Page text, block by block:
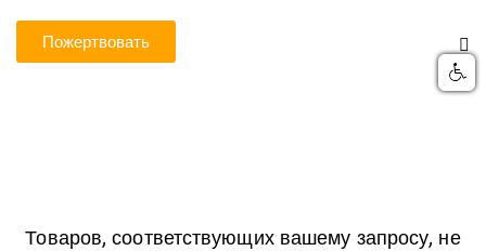
Пожертвовать
Товаров, соответствующих вашему запросу, не